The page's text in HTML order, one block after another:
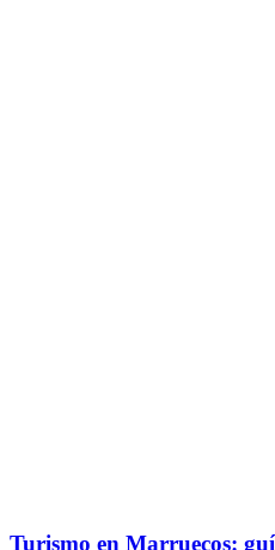
Turismo en Marruecos: